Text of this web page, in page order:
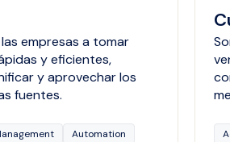
empresas a tomar
y eficientes,
y aprovechar los
fuentes.
Automation